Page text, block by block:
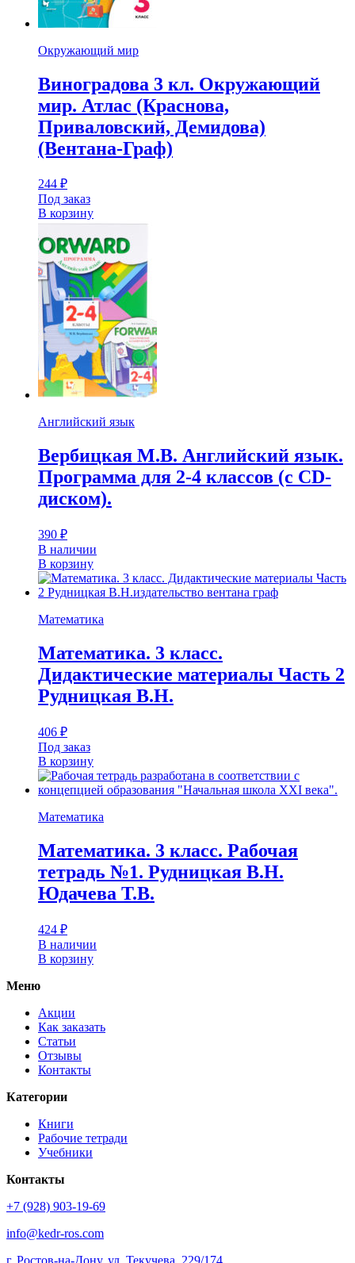
Окружающий мир
Виноградова 3 кл. Окружающий
мир. Атлас (Краснова,
Приваловский, Демидова)
(Вентана-Граф)
244 ₽
Под заказ
В корзину
Английский язык
Вербицкая М.В. Английский язык.
Программа для 2-4 классов (с CD-
диском).
390 ₽
В наличии
В корзину
Математика
Математика. 3 класс.
Дидактические материалы Часть 2
Рудницкая В.Н.
406 ₽
Под заказ
В корзину
Математика
Математика. 3 класс. Рабочая
тетрадь №1. Рудницкая В.Н.
Юдачева Т.В.
424 ₽
В наличии
В корзину
Меню
Акции
Как заказать
Статьи
Отзывы
Контакты
Категории
Книги
Рабочие тетради
Учебники
Контакты
+7 (928) 903-19-69
info@kedr-ros.com
г. Ростов-на-Дону, ул. Текучева, 229/174